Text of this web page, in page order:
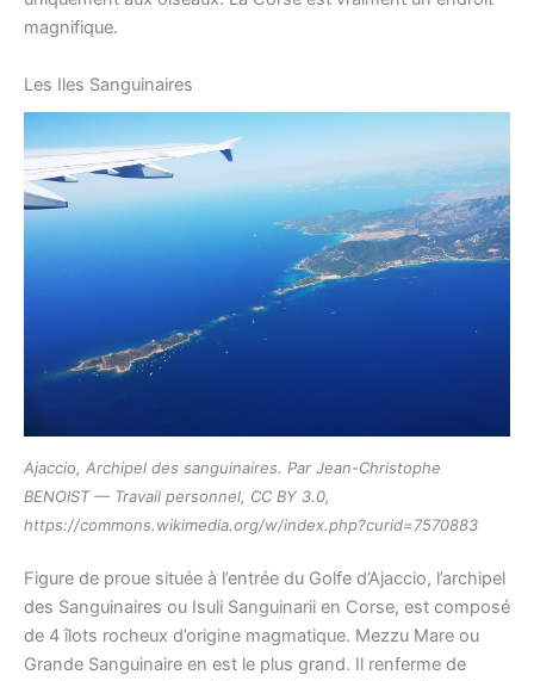
magnifique.
Les Iles Sanguinaires
Ajaccio, Archipel des sanguinaires. Par Jean-Christophe
BENOIST — Travail personnel, CC BY 3.0,
https://commons.wikimedia.org/w/index.php?curid=7570883
Figure de proue située à l’entrée du Golfe d’Ajaccio, l’archipel
des Sanguinaires ou Isuli Sanguinarii en Corse, est composé
de 4 îlots rocheux d’origine magmatique. Mezzu Mare ou
Grande Sanguinaire en est le plus grand. Il renferme de